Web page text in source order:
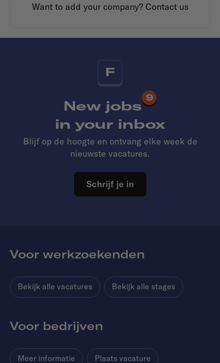
Want to add your company? Contact us
F
New jobs
9
in your inbox
Blijf op de hoogte en ontvang elke week de
nieuwste vacatures.
Schrijf je in
Voor werkzoekenden
Bekijk alle vacatures Bekijk alle stages
Voor bedrijven
Meer informatie Plaats vacature